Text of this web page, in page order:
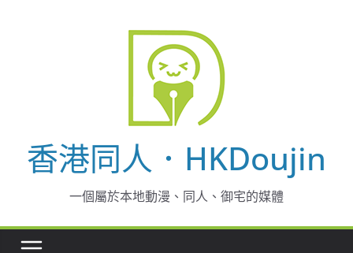
香港同人．HKDoujin
一個屬於本地動漫、同人、御宅的媒體